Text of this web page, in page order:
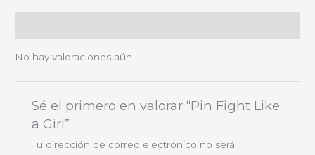
No hay valoraciones aún.
Sé el primero en valorar “Pin Fight Like
a Girl”
Tu dirección de correo electrónico no será